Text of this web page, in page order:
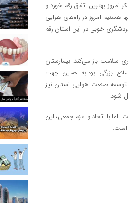
امروز بهترین اتفاق رقم خورد و
هستیم امروز در راه‌های هوایی
خوبی در این استان رقم
سلامت باز می‌کند. بیمارستان
بزرگی بود.به همین جهت
توسعه صنعت هوایی استان نیز
شود.
اما با اتحاد و عزم جمعی، این
است.